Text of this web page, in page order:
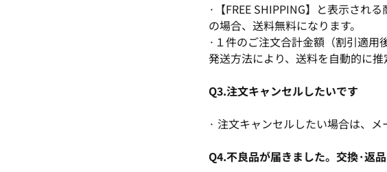
·【FREE SHIPPING】と表示され
の場合、送料無料になります。
·１件のご注文合計金額（割引適用
発送方法により、送料を自動的に
Q3.注文キャンセルしたいです
· 注文キャンセルしたい場合は、
Q4.不良品が届きました。交換·返